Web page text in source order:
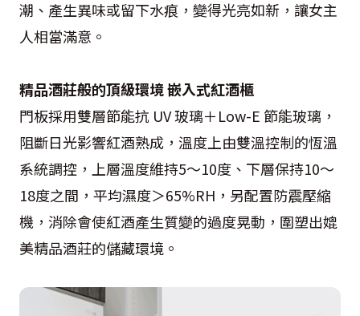
潮、產生異味或留下水痕，變得光亮如新，讓女主
人相當滿意。
精品酒莊般的頂級環境 嵌入式紅酒櫃
門板採用雙層節能抗 UV 玻璃＋Low-E 節能玻璃，
阻斷日光影響紅酒熟成，溫度上由雙溫控制的恆溫
系統調控，上層溫度維持5～10度、下層保持10～
18度之間，平均濕度＞65%RH，另配置防震壓縮
機，消除會使紅酒產生質變的過度晃動，圍塑出媲
美精品酒莊的儲藏環境。